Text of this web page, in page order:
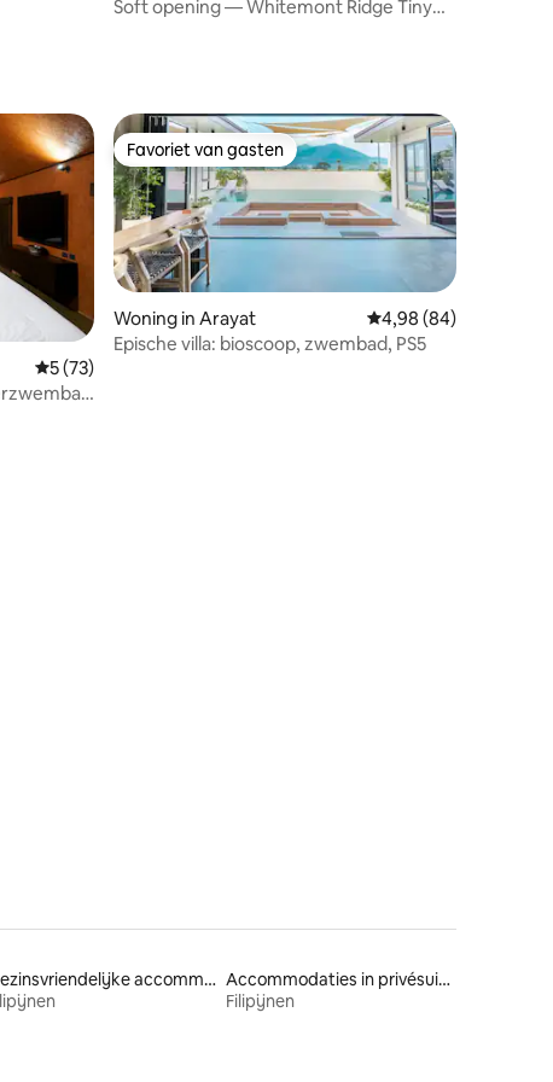
Soft opening — Whitemont Ridge Tiny
Gemiddelde beoordeling van 5 op 5, 73 recensies
5 (73)
Favoriet van gasten
Favoriet van gasten
Woning in Arayat Gemiddelde
4,98 (84)
Epische villa: bioscoop, zwembad, PS5
Gezinsvriendelijke accommodaties
Accommodaties in privésuites
Filipijnen